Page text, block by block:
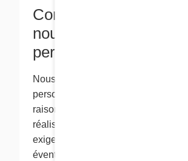
Combien de temps
nous vos
personnels?
Nous conservons vos
personnels aussi longtemps qu’il est
raisonnablement nécessaire de le
réaliser nos transactions avec vous,
exigences de la loi, selon la première
éventualité.